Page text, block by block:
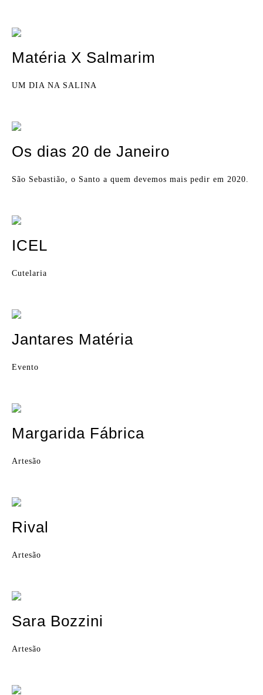
Matéria X Salmarim
UM DIA NA SALINA
Os dias 20 de Janeiro
São Sebastião, o Santo a quem devemos mais pedir em 2020.
ICEL
Cutelaria
Jantares Matéria
Evento
Margarida Fábrica
Artesão
Rival
Artesão
Sara Bozzini
Artesão